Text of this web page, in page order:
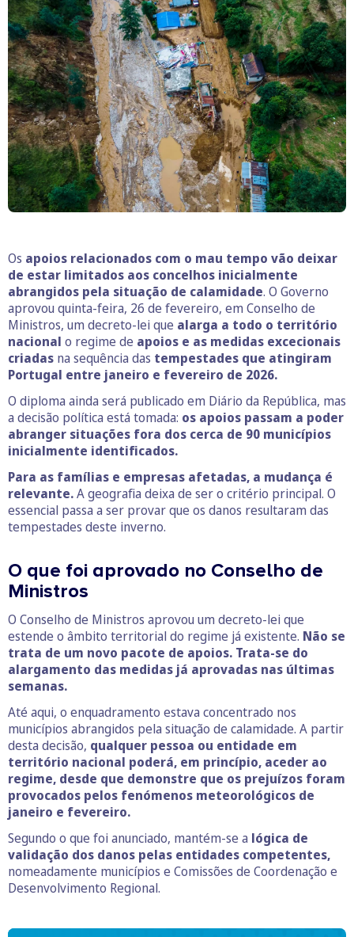
Os apoios relacionados com o mau tempo vão deixar
de estar limitados aos concelhos inicialmente
abrangidos pela situação de calamidade. O Governo
aprovou quinta-feira, 26 de fevereiro, em Conselho de
Ministros, um decreto-lei que alarga a todo o território
nacional o regime de apoios e as medidas excecionais
criadas na sequência das tempestades que atingiram
Portugal entre janeiro e fevereiro de 2026.
O diploma ainda será publicado em Diário da República, mas
a decisão política está tomada: os apoios passam a poder
abranger situações fora dos cerca de 90 municípios
inicialmente identificados.
Para as famílias e empresas afetadas, a mudança é
relevante.A geografia deixa de ser o critério principal. O
essencial passa a ser provar que os danos resultaram das
tempestades deste inverno.
O que foi aprovado no Conselho de
Ministros
O Conselho de Ministros aprovou um decreto-lei que
estende o âmbito territorial do regime já existente. Não se
trata de um novo pacote de apoios. Trata-se do
alargamento das medidas já aprovadas nas últimas
semanas.
Até aqui, o enquadramento estava concentrado nos
municípios abrangidos pela situação de calamidade. A partir
desta decisão, qualquer pessoa ou entidade em
território nacional poderá, em princípio, aceder ao
regime, desde que demonstre que os prejuízos foram
provocados pelos fenómenos meteorológicos de
janeiro e fevereiro.
Segundo o que foi anunciado, mantém-se a lógica de
validação dos danos pelas entidades competentes,
nomeadamente municípios e Comissões de Coordenação e
Desenvolvimento Regional.